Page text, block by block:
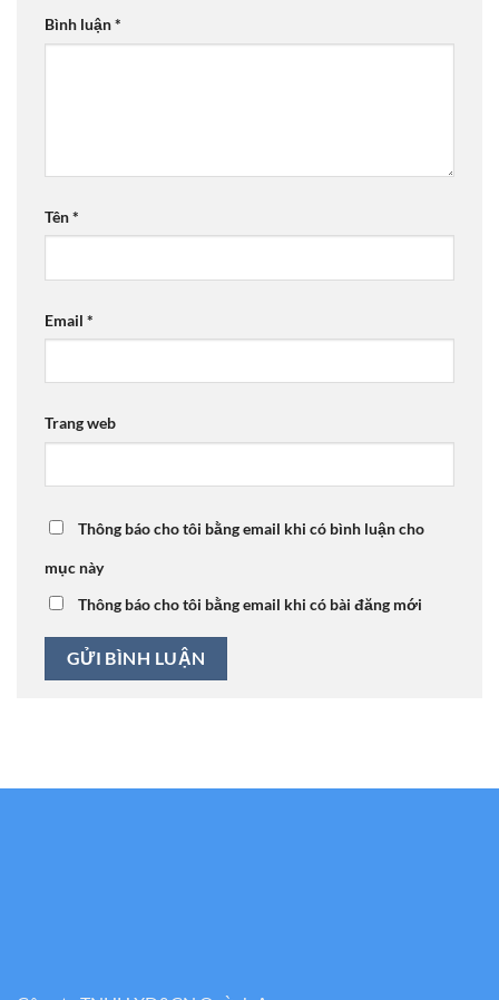
Bình luận*
Tên*
Email *
Trang web
Thông báo cho tôi bằng email khi có bình luận cho
mục này
Thông báo cho tôi bằng email khi có bài đăng mới